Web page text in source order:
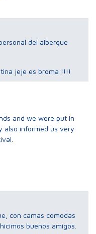
del albergue
jeje es broma !!!!
and we were put in
also informed us very
con camas comodas
buenos amigos.